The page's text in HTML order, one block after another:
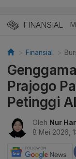
FINANSIAL
Finansial
Prajogo
Petinggi
Oleh Nur
8 Mei 2026,